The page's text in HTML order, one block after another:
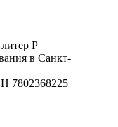
Р
в Санкт-
7802368225